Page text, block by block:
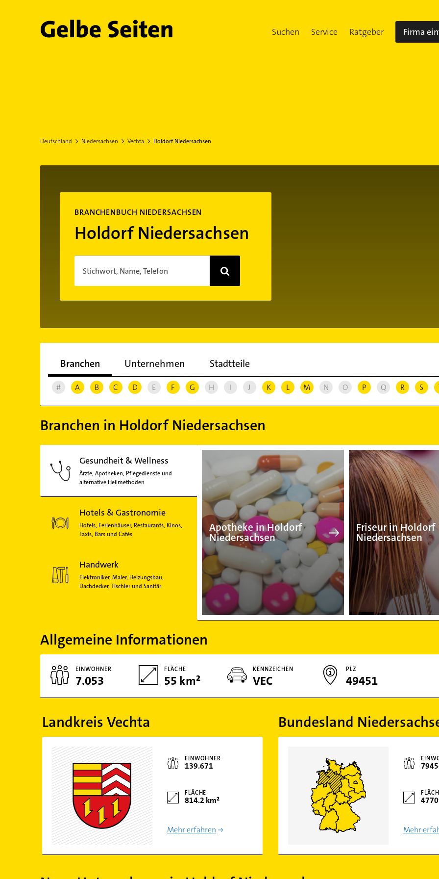
Gelbe Seiten Suchen Service Ratgeber Firma
Deutschland Niedersachsen Vechta Holdorf Niedersachsen
BRANCHENBUCH NIEDERSACHSEN
Holdorf Niedersachsen
Stichwort, Name, Telefon
Branchen Unternehmen Stadtteile
# A B C D E F G H I J K L M N O P Q R S
Branchen in Holdorf Niedersachsen
Gesundheit & Wellness
Ärzte, Apotheken, Pflegedienste und
alternative Heilmethoden
Hotels & Gastronomie
Hotels, Ferienhäuser, Restaurants, Kinos,
Taxis, Bars und Cafés
Handwerk
Elektroniker, Maler, Heizungsbau,
Dachdecker, Tischler und Sanitär
Apotheke in Holdorf
Niedersachsen
Apotheke in Holdorf
Friseur in Holdorf
Niedersachsen
Allgemeine Informationen
EINWOHNER
7.053
FLÄCHE
55 km²
KENNZEICHEN
VEC
PLZ
49451
Landkreis Vechta Bundesland
EINWOHNER
139.671
FLÄCHE
814.2 km²
Mehr erfahren Mehr